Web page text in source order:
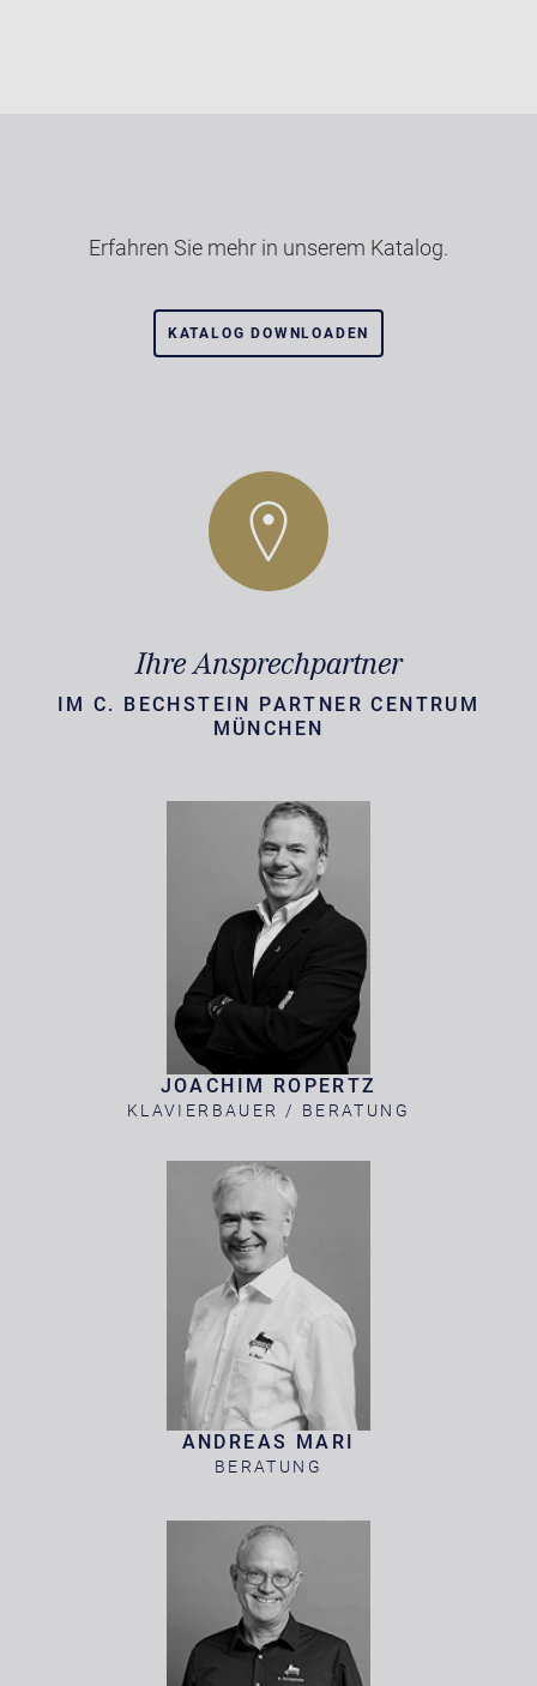
Erfahren Sie mehr in unserem Katalog.
KATALOG DOWNLOADEN
Ihre Ansprechpartner
IM C. BECHSTEIN PARTNER CENTRUM
MÜNCHEN
JOACHIM ROPERTZ
KLAVIERBAUER / BERATUNG
ANDREAS MARI
BERATUNG